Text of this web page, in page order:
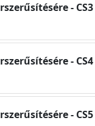
- CS3
- CS4
- CS5